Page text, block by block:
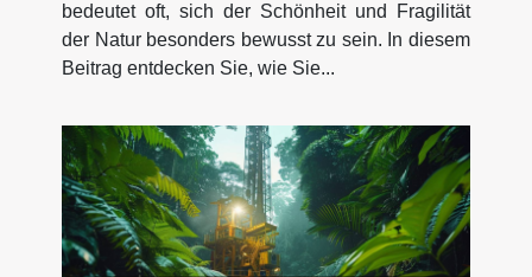
bedeutet oft, sich der Schönheit und Fragilität
der Natur besonders bewusst zu sein. In diesem
Beitrag entdecken Sie, wie Sie...